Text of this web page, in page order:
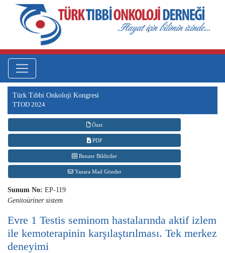
Türk Tıbbi Onkoloji Kongresi
TTOD 2024
Özet
PDF
Benzer Bildiriler
Yazara Mail Gönder
Sunum No: EP-119
Genitoüriner sistem
Evre 1 Testis seminom hastalarında aktif izlem
ile kemoterapinin karşılaştırılması. Tek merkez
deneyimi